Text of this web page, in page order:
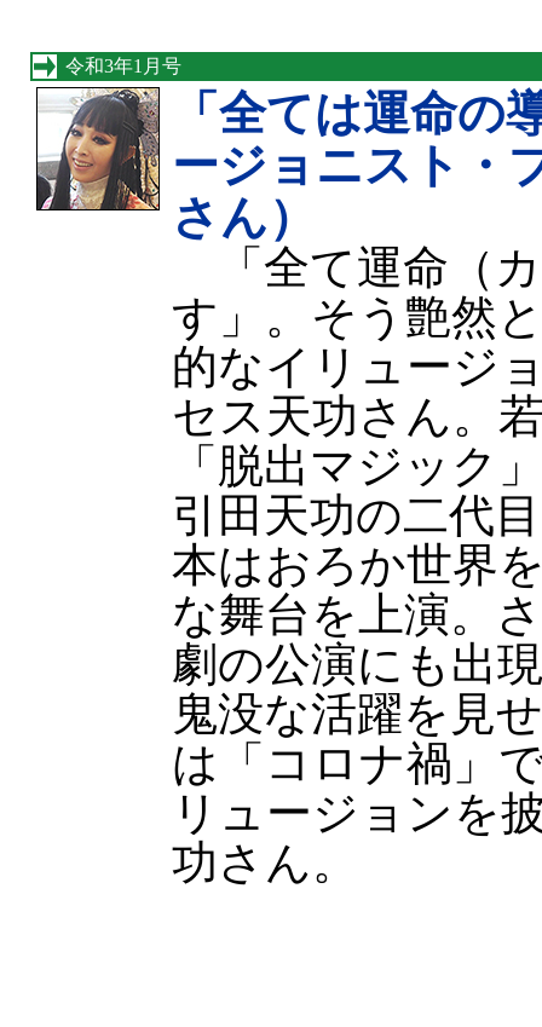
令和3年1月号
「全ては運命の
ージョニスト・
さん）
「全て運命（
す」。そう艶然
的なイリュージ
セス天功さん。
「脱出マジック
引田天功の二代
本はおろか世界
な舞台を上演。
劇の公演にも出
鬼没な活躍を見
は「コロナ禍」
リュージョンを
功さん。